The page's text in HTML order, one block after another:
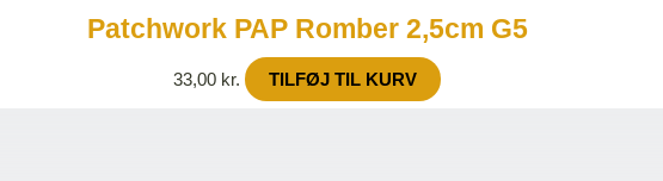
Patchwork PAP Romber 2,5cm G5
33,00 kr. TILFØJ TIL KURV